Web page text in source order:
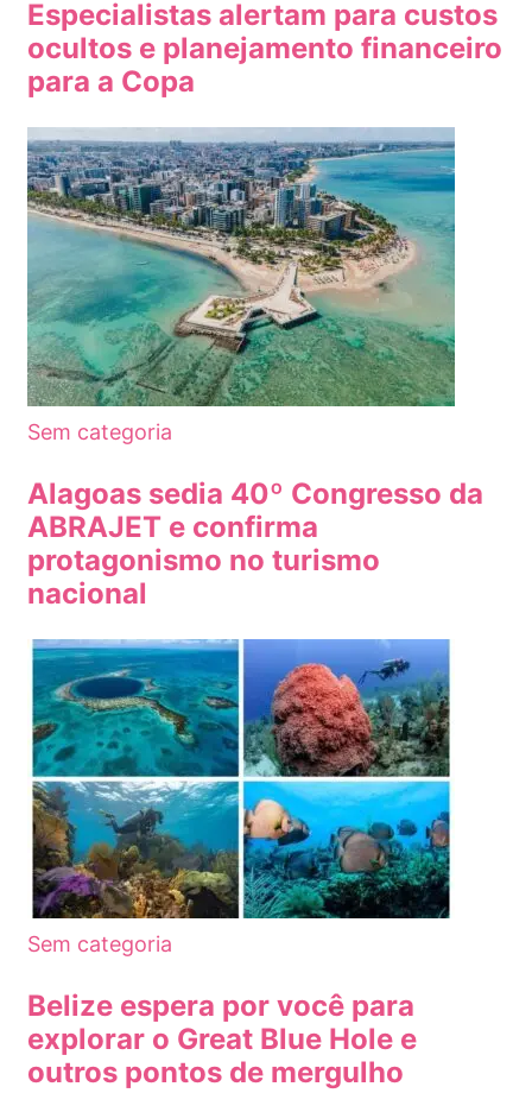
Especialistas alertam para custos
ocultos e planejamento financeiro
para a Copa
Sem categoria
Alagoas sedia 40º Congresso da
ABRAJET e confirma
protagonismo no turismo
nacional
Sem categoria
Belize espera por você para
explorar o Great Blue Hole e
outros pontos de mergulho